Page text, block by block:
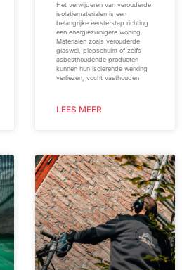
Het verwijderen van verouderde
isolatiematerialen is een
belangrijke eerste stap richting
een energiezuinigere woning.
Materialen zoals verouderde
glaswol, piepschuim of zelfs
asbesthoudende producten
kunnen hun isolerende werking
verliezen, vocht vasthouden
LEES MEER